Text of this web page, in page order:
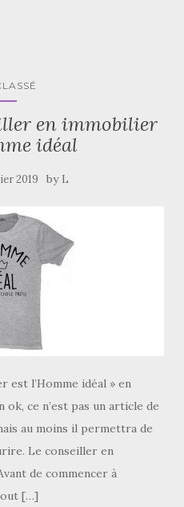
en immobilier
idéal
2019 by L
est l’Homme idéal » en
ce n’est pas un article de
au moins il permettra de
Le conseiller en
de commencer à
[…]